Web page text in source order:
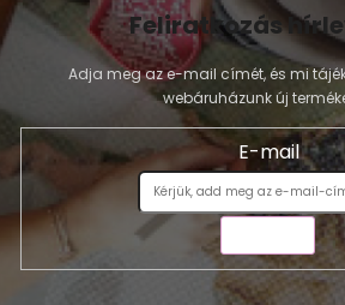
Feliratkozás
Adja meg az e-mail címét, és mi
webáruházunk új
E-mail